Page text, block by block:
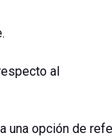
al
una opción de